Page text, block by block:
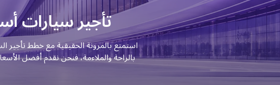
تأجير سيارات
استمتع بالمرونة الحقيقية مع خطط
بالراحة والملاءمة، فنحن نقدم أفضل